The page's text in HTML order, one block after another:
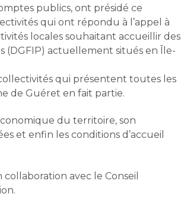
publics, ont présidé ce
qui ont répondu à l’appel à
locales souhaitant accueillir des
(DGFIP) actuellement situés en Île-
qui présentent toutes les
de Guéret en fait partie.
du territoire, son
et enfin les conditions d’accueil
avec le Conseil